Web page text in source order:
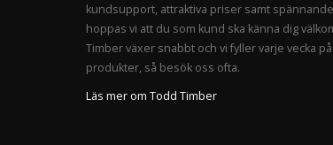
kundsupport, attraktiva priser samt
hoppas vi att du som kund ska känna dig
Timber växer snabbt och vi fyller varje vecka
produkter, så besök oss ofta.
Läs mer om Todd Timber